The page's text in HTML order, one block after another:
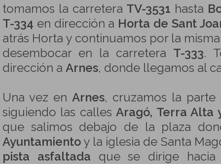
tomamos la carretera TV-3531 hasta
T-334 en dirección a Horta de Sant
atrás Horta y continuamos por la
desembocar en la carretera T-333.
dirección a Arnes, donde llegamos al
Una vez en Arnes, cruzamos la
siguiendo las callesAragó, Terra Alta
que salimos debajo de la plaza
Ayuntamiento y la iglesia de Santa
pista asfaltada que se dirige